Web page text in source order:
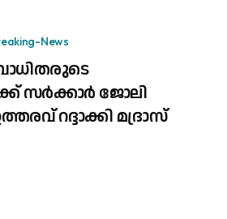
News
സർക്കാർ ജോലി
റദ്ദാക്കി മദ്രാസ്